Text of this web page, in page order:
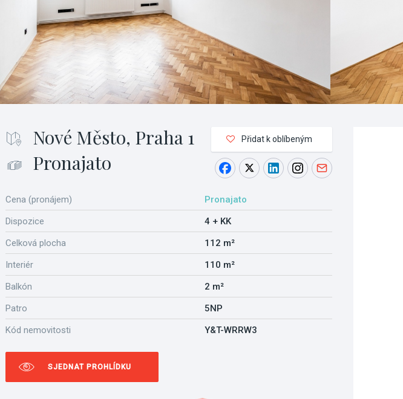
Nové Město, Praha 1
Pronajato
Přidat k oblíbeným
Cena (pronájem)
Pronajato
Dispozice
4 + KK
Celková plocha
112 m²
Interiér
110 m²
Balkón
2 m²
Patro
5NP
Kód nemovitosti
Y&T-WRRW3
SJEDNAT PROHLÍDKU